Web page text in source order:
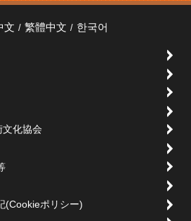
文 繁體中文 한국어
化協会
(Cookieポリシー)